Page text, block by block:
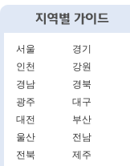
서울
경기
인천
강원
경남
경북
광주
대구
대전
부산
울산
전남
전북
제주